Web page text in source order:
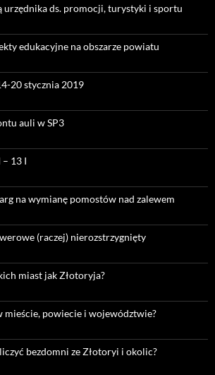
urzędnika ds. promocji, turystyki i sportu
edukacyjne na obszarze powiatu
20 stycznia 2019
auli w SP3
13 I
na wymianę pomostów nad zalewem
(raczej) nierozstrzygnięty
miast jak Złotoryja?
mieście, powiecie i województwie?
bezdomni ze Złotoryi i okolic?